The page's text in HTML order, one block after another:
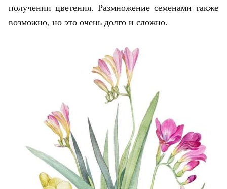
получении цветения. Размножение семенами также
возможно, но это очень долго и сложно.